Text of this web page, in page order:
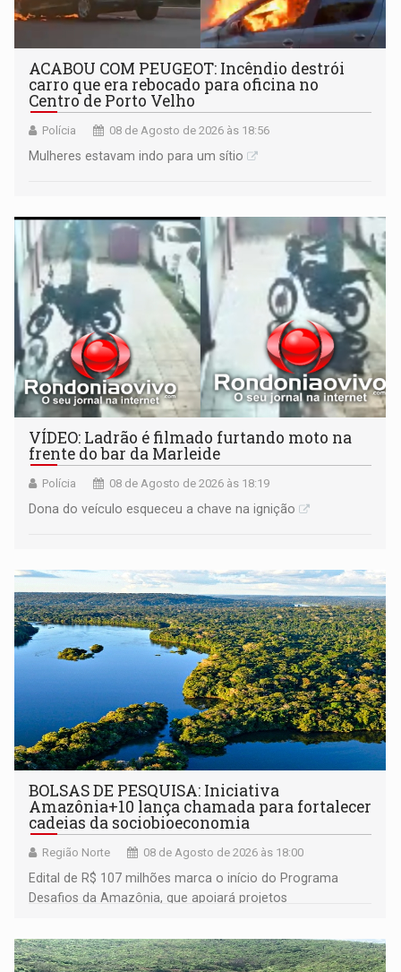
ACABOU COM PEUGEOT: Incêndio destrói
carro que era rebocado para oficina no
Centro de Porto Velho
Polícia 08 de Agosto de 2026 às 18:56
Mulheres estavam indo para um sítio
VÍDEO: Ladrão é filmado furtando moto na
frente do bar da Marleide
Polícia 08 de Agosto de 2026 às 18:19
Dona do veículo esqueceu a chave na ignição
BOLSAS DE PESQUISA: Iniciativa
Amazônia+10 lança chamada para fortalecer
cadeias da sociobioeconomia
Região Norte 08 de Agosto de 2026 às 18:00
Edital de R$ 107 milhões marca o início do Programa
Desafios da Amazônia, que apoiará projetos
submissão de pré-propostas poderá ser feita até 1º de
setembro